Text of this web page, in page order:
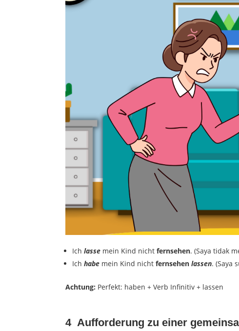
Ichlasse mein Kind nichtfernsehen. (Saya tidak
Ichhabe mein Kind nichtfernsehenlassen. (Saya
Achtung: Perfekt: haben + Verb Infinitiv + lassen
4 Aufforderung zu einer